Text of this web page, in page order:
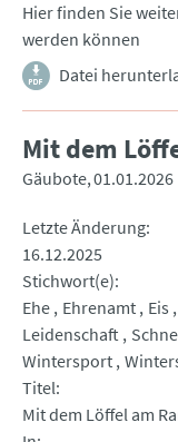
Hier finden Sie
werden können
Datei
Mit dem
Gäubote 01.01.2026
Letzte Änderung
16.12.2025
Stichwort(e)
Ehe Ehrenamt Eis
Leidenschaft
Wintersport
Titel
Mit dem Löffel am